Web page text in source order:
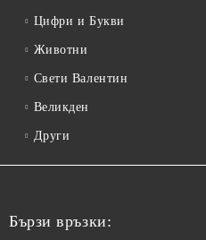
Цифри и Букви
Животни
Свети Валентин
Великден
Други
Бързи връзки: